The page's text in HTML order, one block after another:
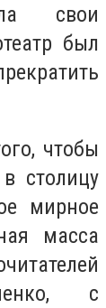
свои
был
чтобы
столицу
мирное
масса
с